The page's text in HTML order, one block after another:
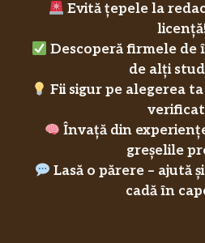
Evită țepele la
Descoperă firmele de
de alți
Fii sigur pe alegerea
Învață din
greșelile
Lasă o părere – ajută
cadă în